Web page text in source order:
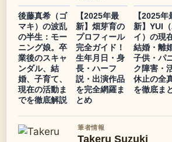
後藤真希（ゴ
マキ）の波乱
の半生：モー
ニング娘。卒
業後のスキャ
ンダル、結
婚、子育て、
現在の活動ま
でを徹底解説
【2025年最
新】畑芽育の
プロフィール
完全ガイド！
生年月日・身
長・ハーフ
説・出演作品
を完全網羅ま
とめ
【2025年
新】YUI
イ）の現
結婚・離
子供・パ
ク障害・
休止の全
を徹底ま
筆者情報
Takeru Suzuki